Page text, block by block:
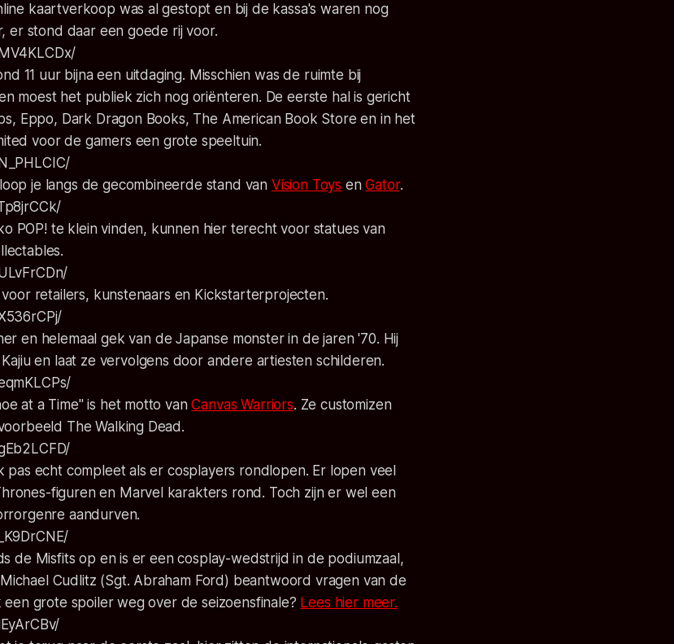
kaartverkoop was al gestopt en bij de kassa's waren nog
er stond daar een goede rij voor.
11 uur bijna een uitdaging. Misschien was de ruimte bij
moest het publiek zich nog oriënteren. De eerste hal is gericht
Eppo, Dark Dragon Books, The American Book Store en in het
voor de gamers een grote speeltuin.
je langs de gecombineerde stand van Vision Toys enGator.
POP! te klein vinden, kunnen hier terecht voor statues van
retailers, kunstenaars en Kickstarterprojecten.
en helemaal gek van de Japanse monster in de jaren '70. Hij
Kajiu en laat ze vervolgens door andere artiesten schilderen.
at a Time" is het motto vanCanvas Warriors. Ze customizen
The Walking Dead.
pas echt compleet als er cosplayers rondlopen. Er lopen veel
figuren en Marvel karakters rond. Toch zijn er wel een
aandurven.
de Misfits op en is er een cosplay-wedstrijd in de podiumzaal,
Cudlitz (Sgt. Abraham Ford) beantwoord vragen van de
grote spoiler weg over de seizoensfinale? Lees hier meer.